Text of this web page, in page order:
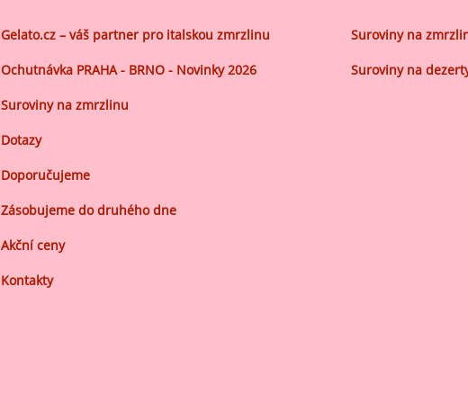
Gelato.cz – váš partner pro italskou zmrzlinu
Ochutnávka PRAHA - BRNO - Novinky 2026
Suroviny na zmrzlinu
Dotazy
Doporučujeme
Zásobujeme do druhého dne
Akční ceny
Kontakty
Suroviny na
Suroviny na